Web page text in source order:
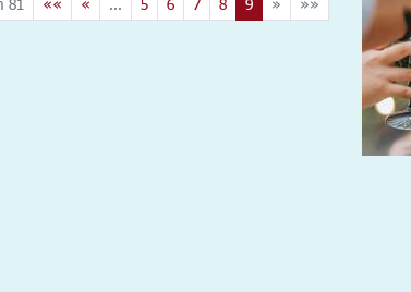
81 «« « ... 5 6 7 8 9 » »»